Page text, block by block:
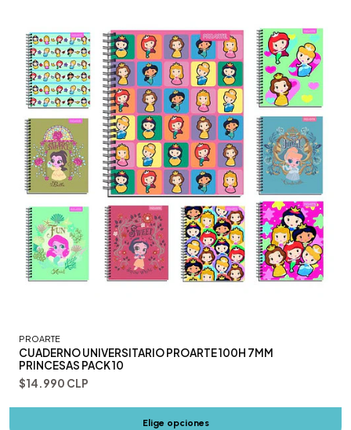
PROARTE
CUADERNO UNIVERSITARIO PROARTE 100H 7MM
PRINCESAS PACK 10
$14.990 CLP
Elige opciones